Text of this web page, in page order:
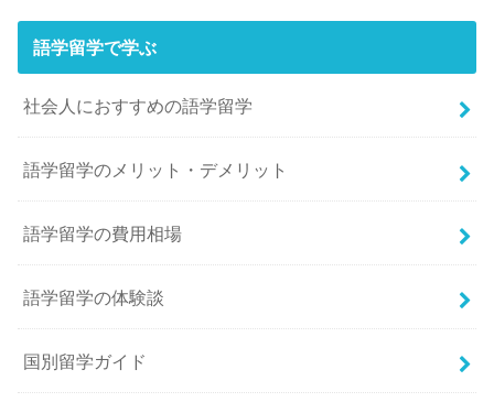
語学留学で学ぶ
社会人におすすめの語学留学
語学留学のメリット・デメリット
語学留学の費用相場
語学留学の体験談
国別留学ガイド